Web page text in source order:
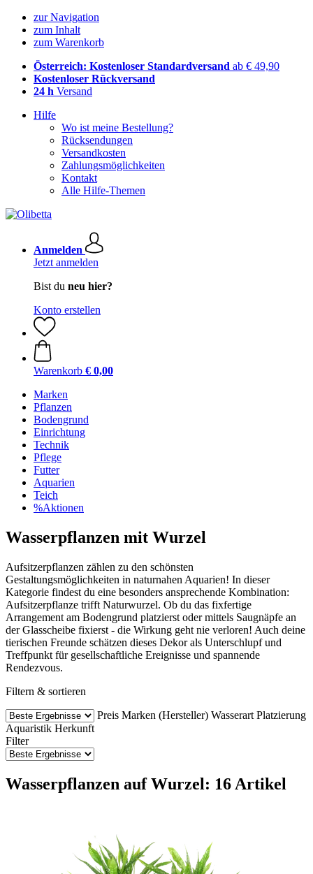
zur Navigation
zum Inhalt
zum Warenkorb
Österreich: Kostenloser Standardversand ab € 49,90
Kostenloser Rückversand
24 h Versand
Hilfe
Wo ist meine Bestellung?
Rücksendungen
Versandkosten
Zahlungsmöglichkeiten
Kontakt
Alle Hilfe-Themen
Anmelden
Jetzt anmelden
Bist du neu hier?
Konto erstellen
Warenkorb € 0,00
Marken
Pflanzen
Bodengrund
Einrichtung
Technik
Pflege
Futter
Aquarien
Teich
%Aktionen
Wasserpflanzen mit Wurzel
Aufsitzerpflanzen zählen zu den schönsten
Gestaltungsmöglichkeiten in naturnahen Aquarien! In dieser
Kategorie findest du eine besonders ansprechende Kombination:
Aufsitzerpflanze trifft Naturwurzel. Ob du das fixfertige
Arrangement am Bodengrund platzierst oder mittels Saugnäpfe an
der Glasscheibe fixierst - die Wirkung geht nie verloren! Auch deine
tierischen Freunde schätzen dieses Dekor als Unterschlupf und
Treffpunkt für gesellschaftliche Ereignisse und spannende
Rendezvous.
Filtern & sortieren
Preis Marken (Hersteller) Wasserart Platzierung
Aquaristik Herkunft
Filter
Wasserpflanzen auf Wurzel: 16 Artikel